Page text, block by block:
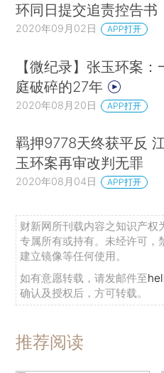
环同日提交追责控告书
2020年09月02日 APP打开
【微纪录】张玉环案：
庭破碎的27年
2020年08月20日 APP打开
羁押9778天终获平反
玉环案再审改判无罪
2020年08月04日 APP打开
财新网所刊载内容之知识产权
专属所有或持有。未经许可，
建立镜像等任何使用。
如有意愿转载，请发邮件至
确认及授权后，方可转载。
推荐阅读